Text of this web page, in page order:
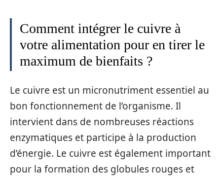
Comment intégrer le cuivre à
votre alimentation pour en tirer le
maximum de bienfaits ?
Le cuivre est un micronutriment essentiel au
bon fonctionnement de l’organisme. Il
intervient dans de nombreuses réactions
enzymatiques et participe à la production
d’énergie. Le cuivre est également important
pour la formation des globules rouges et